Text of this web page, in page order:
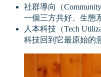
社群導向（
一個三方共好、生態
人本科技（Tech
科技回到它最原始的